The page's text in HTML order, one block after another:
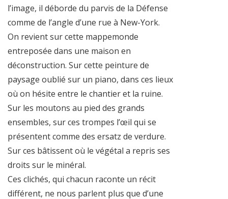
l’image, il déborde du parvis de la Défense
comme de l’angle d’une rue à New-York.
On revient sur cette mappemonde
entreposée dans une maison en
déconstruction. Sur cette peinture de
paysage oublié sur un piano, dans ces lieux
où on hésite entre le chantier et la ruine.
Sur les moutons au pied des grands
ensembles, sur ces trompes l’œil qui se
présentent comme des ersatz de verdure.
Sur ces bâtissent où le végétal a repris ses
droits sur le minéral.
Ces clichés, qui chacun raconte un récit
différent, ne nous parlent plus que d’une